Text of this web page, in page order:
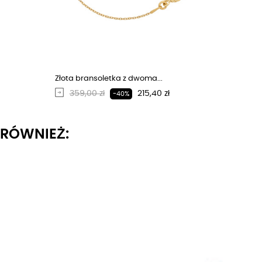
Złota bransoletka z dwoma...
Regularna cena
359,00 zł -40% Cena
215,40 zł